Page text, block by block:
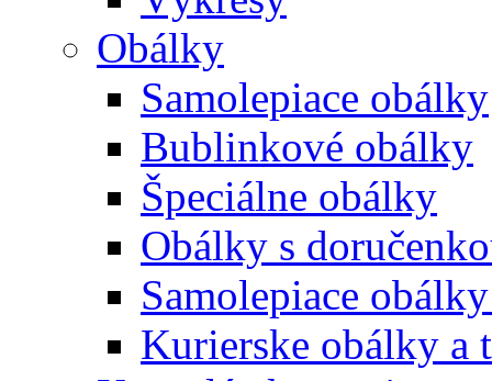
Obálky
Samolepiace obálky
Bublinkové obálky
Špeciálne obálky
Obálky s
Samolepiace
Kurierske obálky a